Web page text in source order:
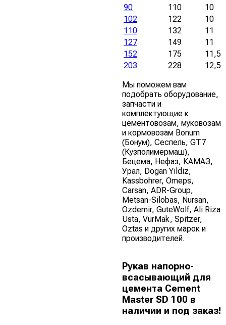
90
110
10
102
122
10
110
132
11
127
149
11
152
175
11,5
203
228
12,5
Мы поможем вам
подобрать оборудование,
запчасти и
комплектующие к
цементовозам, муковозам
и кормовозам Bonum
(Бонум), Сеспель, GT7
(Кузполимермаш),
Бецема, Нефаз, КАМАЗ,
Урал, Dogan Yildiz,
Kassbohrer, Omeps,
Carsan, ADR-Group,
Metsan-Silobas, Nursan,
Ozdemir, GuteWolf, Ali Riza
Usta, VurMak, Spitzer,
Oztas и других марок и
производителей.
Рукав напорно-
всасывающий для
цемента Cement
Master SD 100 в
наличии и под заказ!